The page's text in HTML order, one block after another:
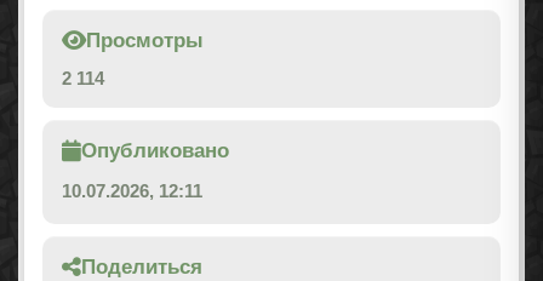
Просмотры
2 114
Опубликовано
10.07.2026, 12:11
Поделиться